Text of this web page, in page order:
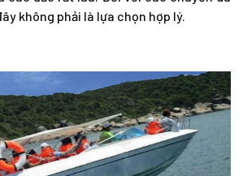
không phải là lựa chọn hợp lý.